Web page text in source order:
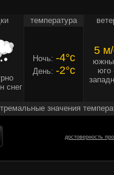
температура
снег
Ночь: -4°c
День: -2°c
5
юго
значения
достоверность